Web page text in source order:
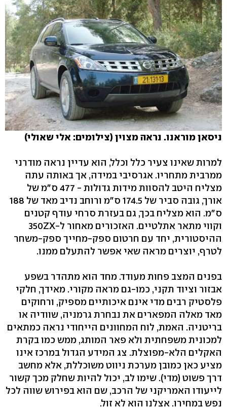
ניסאן מוראנו. נראה מצוין (צילומים: אלי שאולי)
למרות שאינו צעיר כלל וכלל, הוא עדיין נראה מודרני
ממרבית מתחריו. אגרסיבי במידה, אך באותה עתה
מצליח היטב להסוות מידות גדולות - 477 ס"מ של
אורך, גובה סביר של 174.5 ס"מ ורוחב נדיב מאד של 188
ס"מ. הוא מצליח בכך, גם בעזרת סרחי עודף קטנים
וקווי מתאר אתלטיים. האזכורים מאחור ל-350ZX
ההיסטורית, יחד עם חרטום ספק-מחייך ספק-משחר
לטרף, יוצרים מראה שאי אפשר להתעלם ממנו.
בפנים המצב פחות מעודד. מחד הוא מתהדר בשפע
אבזור וציוד תקני, כמו-גם מראה מקורי. מאידך, חלקי
פלסטיק רבים מדי אינם איכותיים מספיק, ורחוקים
מאד מאלה המפארים את נבחרת גרמניה, שוודיה או
בריטניה. האמת, לוח המחוונים הייחודי נראה כמתאים
למכונית משפחתית ולא פאר המותג, ממש כמו בקרת
האקלים הלא-מפוצלת. צג המידע הגדול במרכז אינו
מציע כאן כמובן מערכת ניווט משוכללת, אלא מחשב
דרך פשוט (מדי). שימו לב, יכול להיות שחלק מכך קשור
לייעודו האמריקני של הרכב, שם הוא בפירוש שווה לכל
נפש במחירו. אצלנו הוא לא זול.